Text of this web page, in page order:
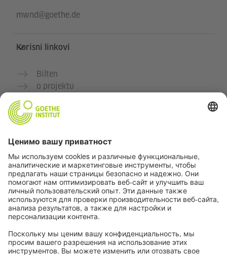
mwnd@goethe.de
Korisni linkovi
Bilten
o projektu
Zajednica „Deutsch für dich“
Vežbajte nemački besplatno
Kurse nemačkog jezika Goethe-Instituta
Portal za nastavnike „Deutschstunde“
Privatnost i pristupačnost